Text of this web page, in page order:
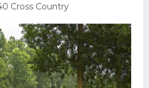
Cross Country